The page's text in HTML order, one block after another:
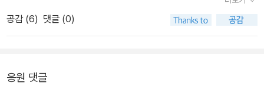
들을 길거리에서 쉽게 만나지 못하는 현실을 에세이 형식으로 표현한
다. 1부는 주로 자신의 일과 관련이 있는 발달장애인, 2부는 척수장애
인인 가족이 겪은 편견과 차별을 다루고, 3부에서는 장애인과 함께
비장애인의 입장에서 장애인들을 생각했다는 점을 명확히 깨달은 부
공감 (6) 댓글 (0)
응원 댓글